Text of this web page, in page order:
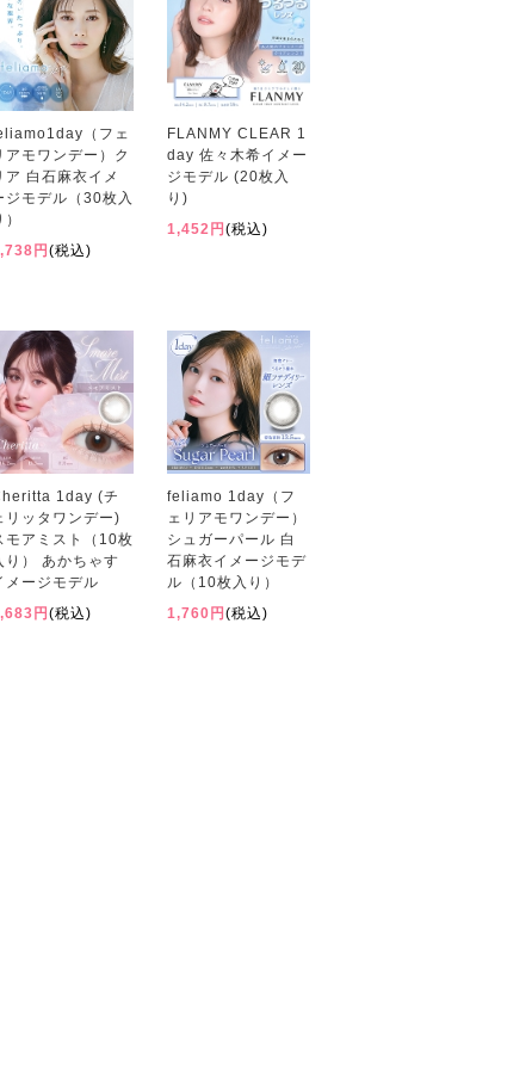
（フェ
アモワンデー）ク
ア 白石麻衣イメ
ジモデル（30枚入
）
円 (税込)
FLANMY CLEAR 1
day 佐々木希イメー
ジモデル (20枚入
り)
1,452円 (税込)
1day (チ
リッタワンデー)
モアミスト（10枚
り） あかちゃす
メージモデル
円 (税込)
feliamo 1day（フ
ェリアモワンデー）
シュガーパール 白
石麻衣イメージモデ
ル（10枚入り）
1,760円 (税込)